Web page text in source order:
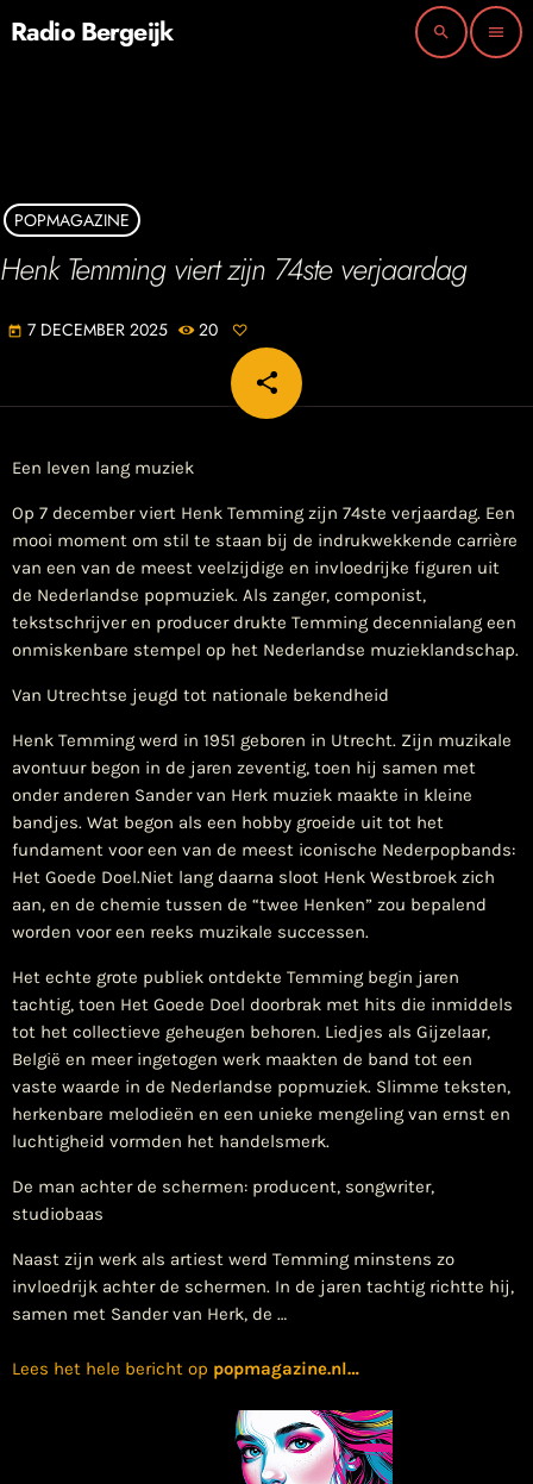
Radio Bergeijk search menu
POPMAGAZINE
Henk Temming viert zijn 74ste verjaardag
today 7 DECEMBER 2025 20
share
email
Een leven lang muziek
Op 7 december viert Henk Temming zijn 74ste verjaardag. Een
mooi moment om stil te staan bij de indrukwekkende carrière
van een van de meest veelzijdige en invloedrijke figuren uit
de Nederlandse popmuziek. Als zanger, componist,
tekstschrijver en producer drukte Temming decennialang een
onmiskenbare stempel op het Nederlandse muzieklandschap.
Van Utrechtse jeugd tot nationale bekendheid
Henk Temming werd in 1951 geboren in Utrecht. Zijn muzikale
avontuur begon in de jaren zeventig, toen hij samen met
onder anderen Sander van Herk muziek maakte in kleine
bandjes. Wat begon als een hobby groeide uit tot het
fundament voor een van de meest iconische Nederpopbands:
Het Goede Doel.Niet lang daarna sloot Henk Westbroek zich
aan, en de chemie tussen de “twee Henken” zou bepalend
worden voor een reeks muzikale successen.
Het echte grote publiek ontdekte Temming begin jaren
tachtig, toen Het Goede Doel doorbrak met hits die inmiddels
tot het collectieve geheugen behoren. Liedjes als Gijzelaar,
België en meer ingetogen werk maakten de band tot een
vaste waarde in de Nederlandse popmuziek. Slimme teksten,
herkenbare melodieën en een unieke mengeling van ernst en
luchtigheid vormden het handelsmerk.
De man achter de schermen: producent, songwriter,
studiobaas
Naast zijn werk als artiest werd Temming minstens zo
invloedrijk achter de schermen. In de jaren tachtig richtte hij,
samen met Sander van Herk, de …
Lees het hele bericht op popmagazine.nl…